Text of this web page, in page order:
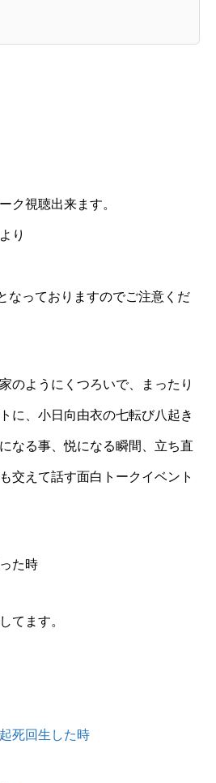
ク視聴出来ます。
り
なっておりますのでご注意くだ
のようにくつろいで、まったり
に、小日向由衣の七転び八起き
なる事、悦になる瞬間、立ち直
交えて話す面白トークイベント
た時
てます。
死回生した時